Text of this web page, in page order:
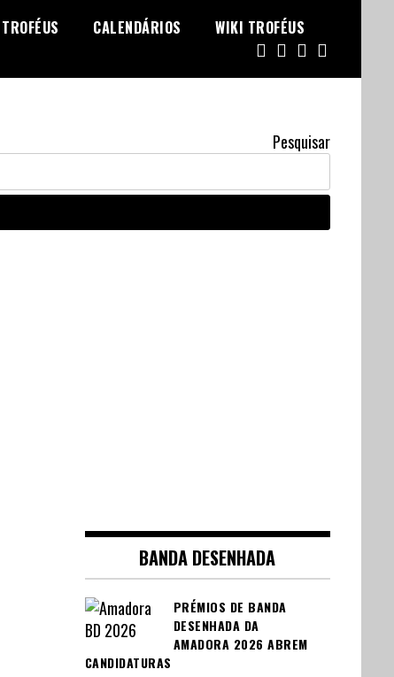
TROFÉUS CALENDÁRIOS WIKI TROFÉUS
Pesquisar
BANDA DESENHADA
PRÉMIOS DE BANDA
DESENHADA DA
AMADORA 2026 ABREM
CANDIDATURAS